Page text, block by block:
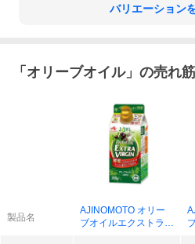
バリエーション
「 オリーブオイル」の売れ
製品名
AJINOMOTO オリー
ブオイルエクストラバ